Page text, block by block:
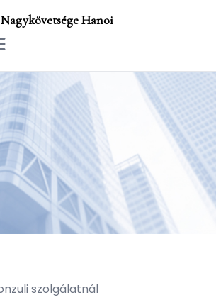
Hanoi
main menu
szolgálatnál